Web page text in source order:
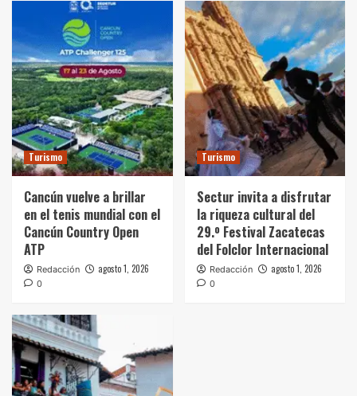
Turismo
Cancún vuelve a brillar
en el tenis mundial con el
Cancún Country Open
ATP
Redacción agosto 1, 2026
0
Turismo
Sectur invita a disfrutar
la riqueza cultural del
29.º Festival Zacatecas
del Folclor Internacional
Redacción agosto 1, 2026
0